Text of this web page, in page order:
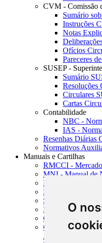
O
CVM - Comissão
Sumário
Instruções
Notas
Ofícios
Pareceres
SUSEP -
Sumário
Resoluções
Circulares
Cartas
Contabilidade
NBC -
IAS -
Resenhas Diárias
Normativos
Manuais e Cartilhas
RMCCI -
MNI - Manual de
MTVM - Manual
MCR - Manual de
SISORF - Manual
MASUP - Manual
CADOC -
CNAE-CONCLA -
Atividades